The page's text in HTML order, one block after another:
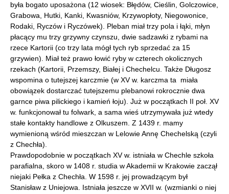
była bogato uposażona (12 wiosek: Błędów, Cieślin, Golczowice,
Grabowa, Hutki, Kanki, Kwasniów, Krzywopłoty, Niegowonice,
Rodaki, Ryczów i Ryczówek). Pleban miał trzy pola i łąki, młyn
płacący mu trzy grzywny czynszu, dwie sadzawki z rybami na
rzece Kartorii (co trzy lata mógł tych ryb sprzedać za 15
grzywien). Miał też prawo łowić ryby w czterech okolicznych
rzekach (Kartorii, Przemszy, Białej i Chechelcu. Także Długosz
wspomina o tutejszej karczmie (w XV w. karczma ta miała
obowiązek dostarczać tutejszemu plebanowi rokrocznie dwa
garnce piwa pilickiego i kamień łoju). Już w początkach II poł. XV
w. funkcjonował tu folwark, a sama wieś utrzymywała już wtedy
stałe kontakty handlowe z Olkuszem. Z 1439 r. mamy
wymienioną wśród mieszczan w Lelowie Annę Chechelską (czyli
z Chechła).
Prawdopodobnie w początkach XV w. istniała w Chechle szkoła
parafialna, skoro w 1408 r. studia w Akademii w Krakowie zaczął
niejaki Pełka z Chechła. W 1598 r. jej prowadzącym był
Stanisław z Uniejowa. Istniała jeszcze w XVII w. (wzmianki o niej